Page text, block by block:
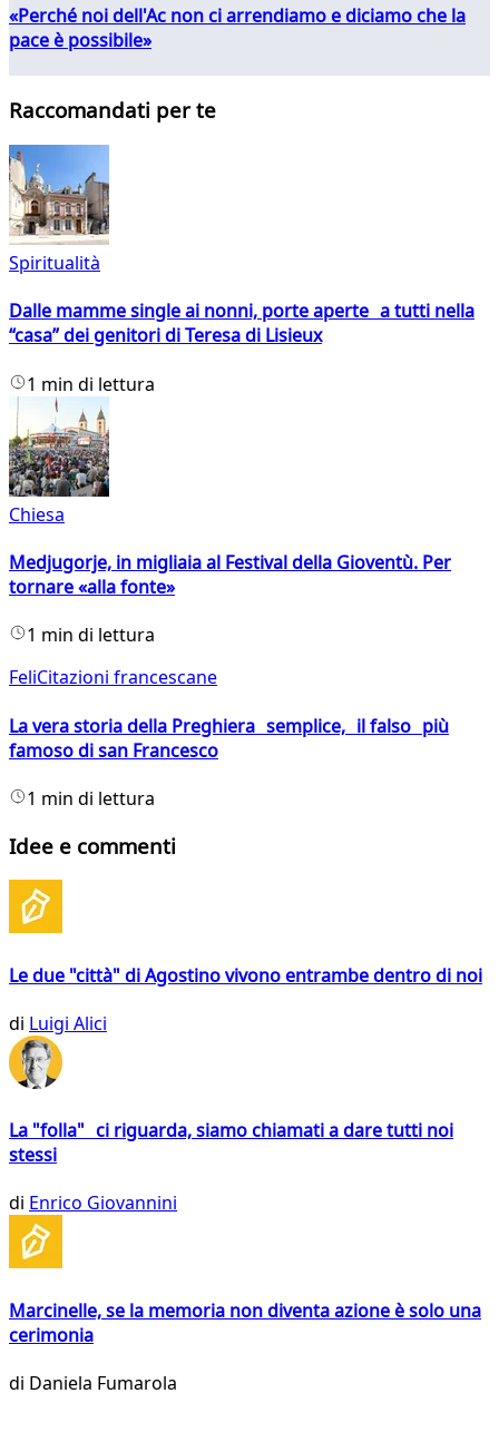
«Perché noi dell'Ac non ci arrendiamo e diciamo che la
pace è possibile»
Raccomandati per te
Spiritualità
Dalle mamme single ai nonni, porte aperte a tutti nella
“casa” dei genitori di Teresa di Lisieux
1 min di lettura
Chiesa
Medjugorje, in migliaia al Festival della Gioventù. Per
tornare «alla fonte»
1 min di lettura
FeliCitazioni francescane
La vera storia della Preghiera semplice, il falso più
famoso di san Francesco
1 min di lettura
Idee e commenti
Le due "città" di Agostino vivono entrambe dentro di noi
di Luigi Alici
La "folla" ci riguarda, siamo chiamati a dare tutti noi
stessi
di Enrico Giovannini
Marcinelle, se la memoria non diventa azione è solo una
cerimonia
di Daniela Fumarola